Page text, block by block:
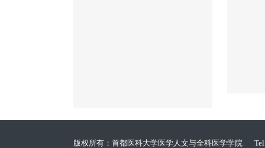
版权所有：首都医科大学医学人文与全科医学学院